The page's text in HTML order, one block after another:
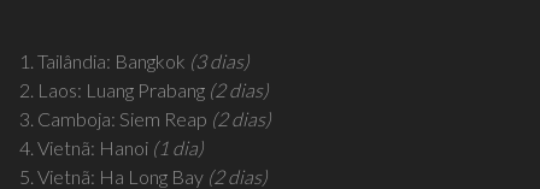
1. Tailândia: Bangkok (3 dias)
2. Laos: Luang Prabang (2 dias)
3. Camboja: Siem Reap (2 dias)
4. Vietnã: Hanoi (1 dia)
5. Vietnã: Ha Long Bay (2 dias)